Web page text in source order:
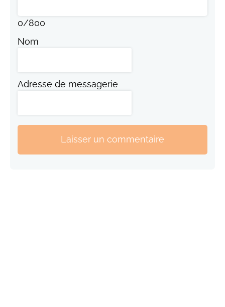
0/800
Nom
Adresse de messagerie
Laisser un commentaire